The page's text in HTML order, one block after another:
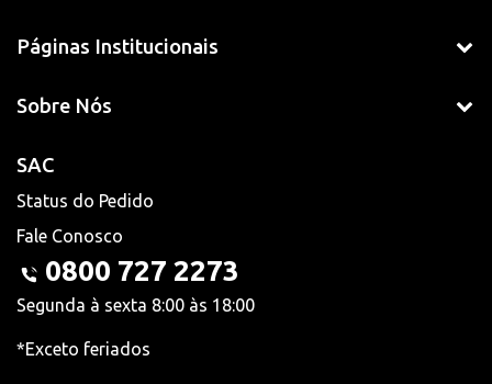
Páginas Institucionais
Sobre Nós
SAC
Status do Pedido
Fale Conosco
0800 727 2273
Segunda à sexta 8:00 às 18:00
*Exceto feriados